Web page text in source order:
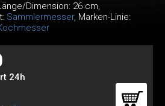
Dimension: 26 cm,
Sammlermesser, Marken-Linie:
24h